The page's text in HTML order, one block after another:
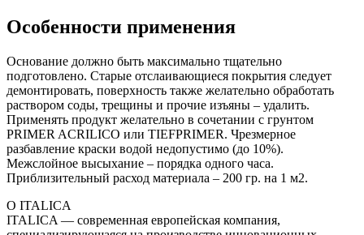
Особенности применения
Основание должно быть максимально тщательно
подготовлено. Старые отслаивающиеся покрытия следует
демонтировать, поверхность также желательно обработать
раствором соды, трещины и прочие изъяны – удалить.
Применять продукт желательно в сочетании с грунтом
PRIMER ACRILICO или TIEFPRIMER. Чрезмерное
разбавление краски водой недопустимо (до 10%).
Межслойное высыхание – порядка одного часа.
Приблизительный расход материала – 200 гр. на 1 м2.
О ITALICA
ITALICA — современная европейская компания,